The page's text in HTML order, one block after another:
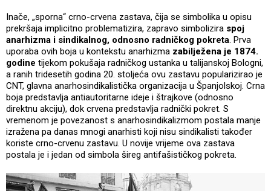
Inače, „sporna“ crno-crvena zastava, čija se simbolika u opisu
prekršaja implicitno problematizira, zapravo simbolizira spoj
anarhizma i sindikalnog, odnosno radničkog pokreta. Prva
uporaba ovih boja u kontekstu anarhizma zabilježena je 1874.
godine tijekom pokušaja radničkog ustanka u talijanskoj Bologni,
a ranih tridesetih godina 20. stoljeća ovu zastavu popularizirao je
CNT, glavna anarhosindikalistička organizacija u Španjolskoj. Crna
boja predstavlja antiautoritarne ideje i štrajkove (odnosno
direktnu akciju), dok crvena predstavlja radnički pokret. S
vremenom je povezanost s anarhosindikalizmom postala manje
izražena pa danas mnogi anarhisti koji nisu sindikalisti također
koriste crno-crvenu zastavu. U novije vrijeme ova zastava
postala je i jedan od simbola šireg antifašističkog pokreta.